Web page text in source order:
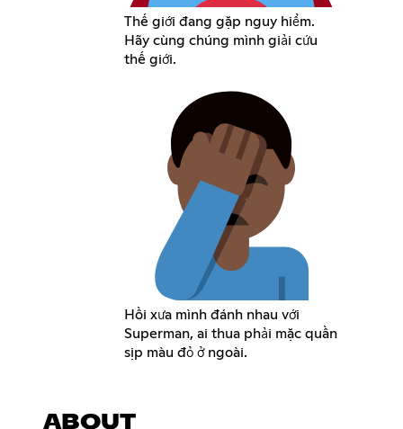
Thế giới đang gặp nguy hiểm.
Hãy cùng chúng mình giải cứu
thế giới.
Hồi xưa mình đánh nhau với
Superman, ai thua phải mặc quần
sịp màu đỏ ở ngoài.
ABOUT